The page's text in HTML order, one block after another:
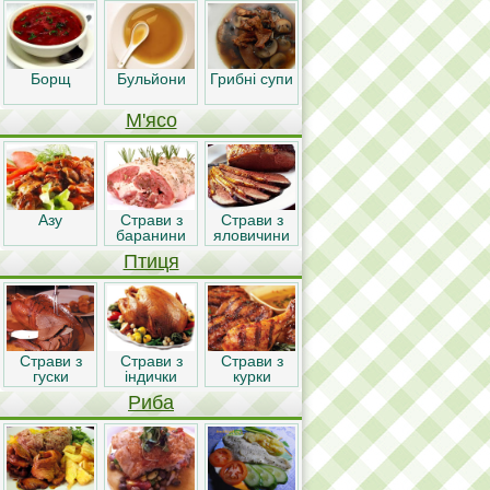
Борщ Бульйони Грибні супи
М'ясо
Азу
Страви з
баранини
Страви з
яловичини
Птиця
Страви з
гуски
Страви з
індички
Страви з
курки
Риба